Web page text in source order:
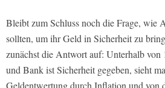
Bleibt zum Schluss noch die Frage, wie
sollten, um ihr Geld in Sicherheit zu
zunächst die Antwort auf: Unterhalb
und Bank ist Sicherheit gegeben, sieht
Geldentwertung durch Inflation und von